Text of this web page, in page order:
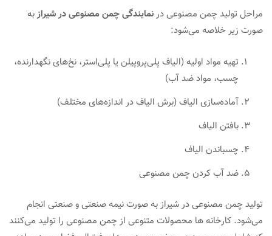
مراحل تولید چمن مصنوعی درنمایندگی چمن مصنوعی در شیرازبه
صورت زیر خلاصه می‌شود:
تهیه مواد اولیه (الیاف پلی‌پروپیلن یا پلی‌استر، نخ‌های نگهدارنده،
چسب، مواد ضد آب)
آماده‌سازی الیاف (برش الیاف در اندازه‌های مختلف)
بافتن الیاف
چسباندن الیاف
ضد آب کردن چمن مصنوعی
تولید چمن مصنوعی در شیراز به صورت نیمه‌ صنعتی و صنعتی انجام
می‌شود. کارخانه‌ ها محصولات متنوعی از چمن مصنوعی را تولید می‌کنند